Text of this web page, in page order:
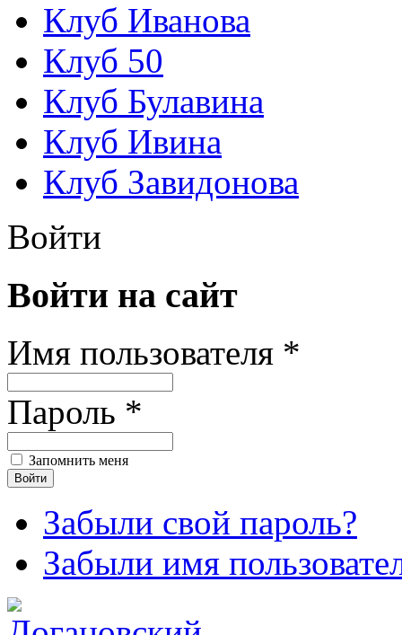
Клуб Иванова
Клуб 50
Клуб Булавина
Клуб Ивина
Клуб Завидонова
Войти
Войти на сайт
Имя пользователя *
Пароль *
Запомнить меня
Забыли свой пароль?
Забыли имя